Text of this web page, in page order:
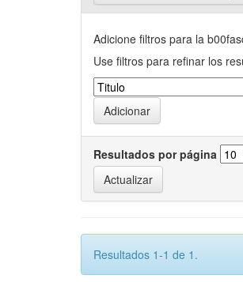
Adicione filtros para la
Use filtros para refinar los
Resultados por página
Resultados 1-1 de 1.